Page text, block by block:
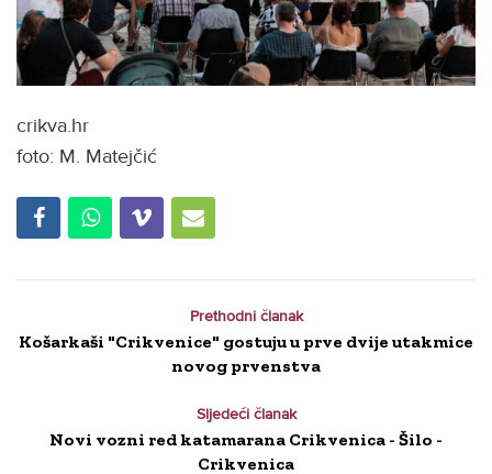
crikva.hr
foto: M. Matejčić
Prethodni članak
Košarkaši "Crikvenice" gostuju u prve dvije utakmice
novog prvenstva
Sljedeći članak
Novi vozni red katamarana Crikvenica - Šilo -
Crikvenica